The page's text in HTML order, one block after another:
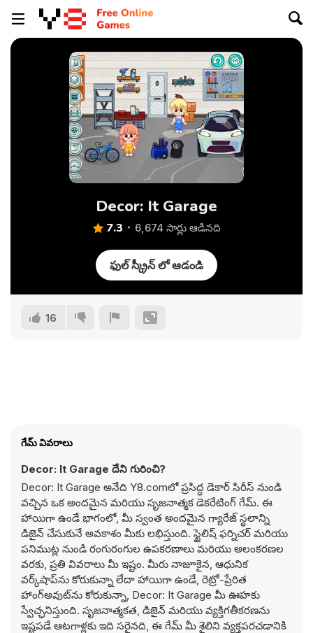
Decor: It Garage
7.3 6,674 సార్లు ఆడినది
ఫుల్ స్క్రీన్ లో ఆడండి
16
గేమ్ వివరాలు
Decor: It Garage దేని గురించి?
Decor: It Garage అనేది Y8.comలో ప్రసిద్ధ డెకార్ సిరీస్ నుండి
వచ్చిన ఒక అందమైన మరియు సృజనాత్మక డెకరేటింగ్ గేమ్. ఈ
హాయిగా ఉండే భాగంలో, మీ స్వంత అందమైన గ్యారేజ్ స్థలాన్ని
డిజైన్ చేసుకునే అవకాశం మీకు లభిస్తుంది. స్టైలిష్ ఫర్నిచర్ మరియు
పనిముట్ల నుండి రంగురంగుల ఉపకరణాలు మరియు అలంకరణల
వరకు, ప్రతి వివరాలు మీ ఇష్టం. మీరు నాజూకైన, ఆధునిక
వర్క్‌షాప్‌ను కోరుకున్నా లేదా హాయిగా ఉండే, రెట్రో-ప్రేరిత
హాంగ్‌అవుట్‌ను కోరుకున్నా, Decor: It Garage మీ ఊహకు
స్వేచ్ఛనిస్తుంది. సృజనాత్మకత, డిజైన్ మరియు వ్యక్తిగతీకరణను
ఇష్టపడే ఆటగాళ్లకు ఇది సరైనది, ఈ గేమ్ మీ శైలిని వ్యక్తపరచడానికి